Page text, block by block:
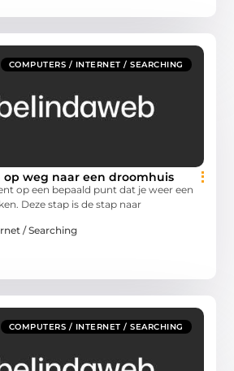
COMPUTERS / INTERNET / SEARCHING
weg naar een droomhuis
op een bepaald punt dat je weer een
Deze stap is de stap naar
/ Searching
COMPUTERS / INTERNET / SEARCHING